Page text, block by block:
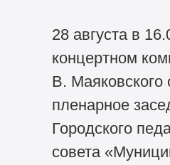
28 августа в
концертном
В. Маяковского
пленарное
Городского
совета